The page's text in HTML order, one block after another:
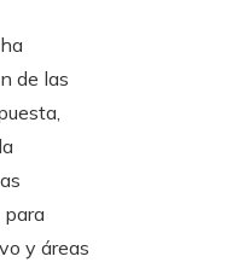
de las
y áreas